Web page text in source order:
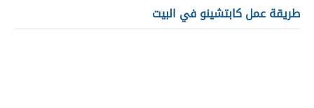
طريقة عمل كابتشينو في البيت